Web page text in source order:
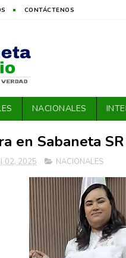
CONTÁCTENOS
NACIONALES
en Sabaneta SR
02, 2025 NACIONALES